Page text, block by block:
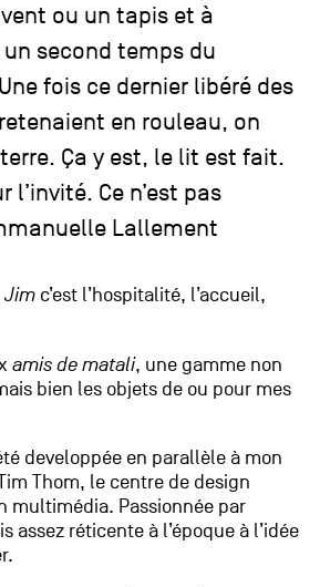
ou un tapis et à
un second temps du
fois ce dernier libéré des
en rouleau, on
Ça y est, le lit est fait.
Ce n’est pas
Lallement
Jim c’est l’hospitalité, l’accueil,
amis de matali, une gamme non
bien les objets de ou pour mes
developpée en parallèle à mon
Thom, le centre de design
multimédia. Passionnée par
assez réticente à l’époque à l’idée